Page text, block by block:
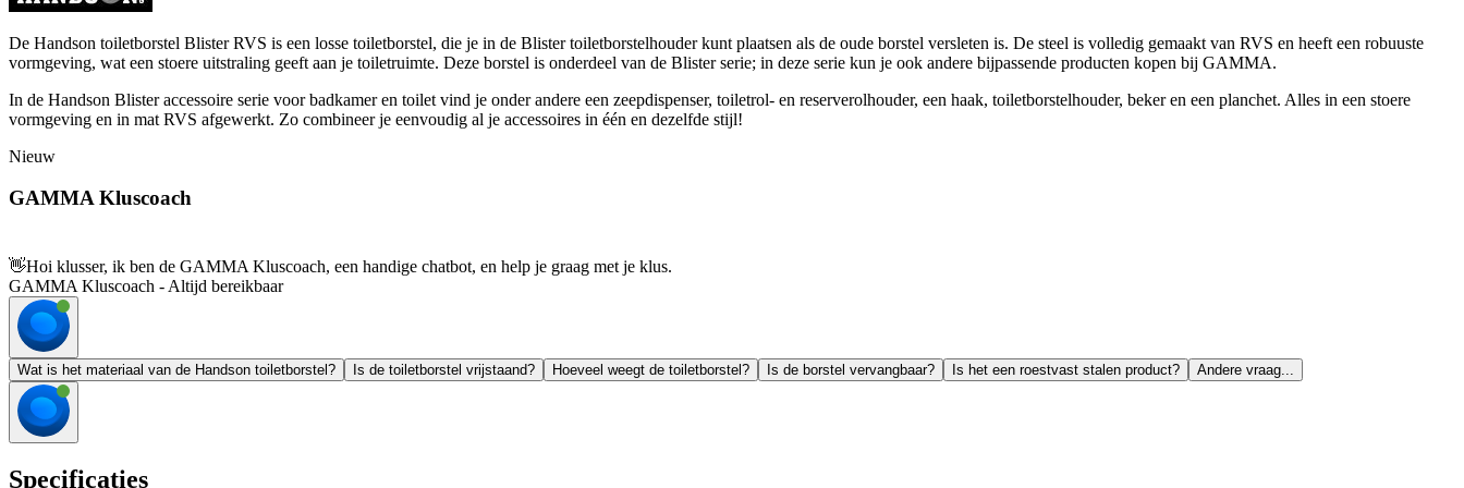
De Handson toiletborstel Blister RVS is een losse toiletborstel, die je in de Blister toiletborstelhouder kunt plaatsen als de oude borstel versleten is. De steel is volledig gemaakt van RVS en heeft een robuuste
vormgeving, wat een stoere uitstraling geeft aan je toiletruimte. Deze borstel is onderdeel van de Blister serie; in deze serie kun je ook andere bijpassende producten kopen bij GAMMA.
In de Handson Blister accessoire serie voor badkamer en toilet vind je onder andere een zeepdispenser, toiletrol- en reserverolhouder, een haak, toiletborstelhouder, beker en een planchet. Alles in een stoere
vormgeving en in mat RVS afgewerkt. Zo combineer je eenvoudig al je accessoires in één en dezelfde stijl!
Nieuw
GAMMA Kluscoach
👋Hoi klusser, ik ben de GAMMA Kluscoach, een handige chatbot, en help je graag met je klus.
GAMMA Kluscoach - Altijd bereikbaar
Wat is het materiaal van de Handson toiletborstel? Is de toiletborstel vrijstaand? Hoeveel weegt de toiletborstel? Is de borstel vervangbaar? Is het een roestvast stalen product? Andere vraag...
Specificaties